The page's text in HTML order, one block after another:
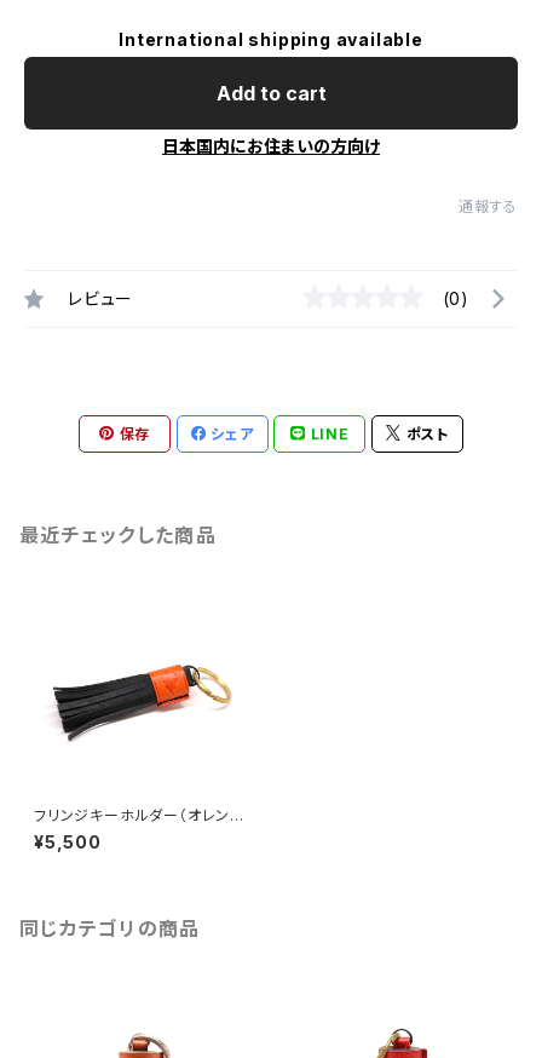
International shipping available
Add to cart
日本国内にお住まいの方向け
通報する
レビュー (0)
保存 シェア LINE ポスト
最近チェックした商品
フリンジキーホルダー（オレンジ
×ブラック）バイカラー仕様
¥5,500
同じカテゴリの商品